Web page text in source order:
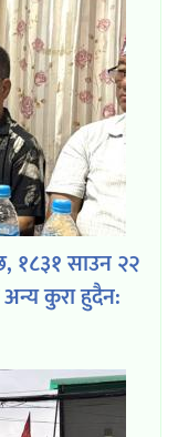
१८३१ साउन २२
कुरा हुदैन: